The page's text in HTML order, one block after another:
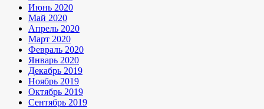
Июнь 2020
Май 2020
Апрель 2020
Март 2020
Февраль 2020
Январь 2020
Декабрь 2019
Ноябрь 2019
Октябрь 2019
Сентябрь 2019